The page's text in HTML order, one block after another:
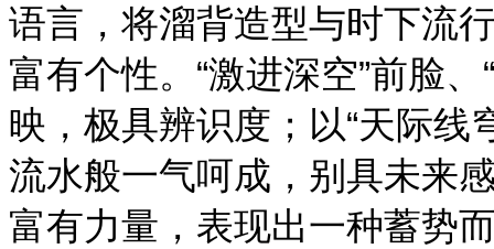
语言，将溜背造型与时下流
富有个性。“激进深空”前脸
映，极具辨识度；以“天际线
流水般一气呵成，别具未来
富有力量，表现出一种蓄势